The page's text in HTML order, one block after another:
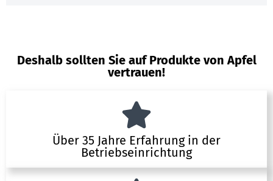
Deshalb sollten Sie auf Produkte von Apfel
vertrauen!
Über 35 Jahre Erfahrung in der
Betriebseinrichtung